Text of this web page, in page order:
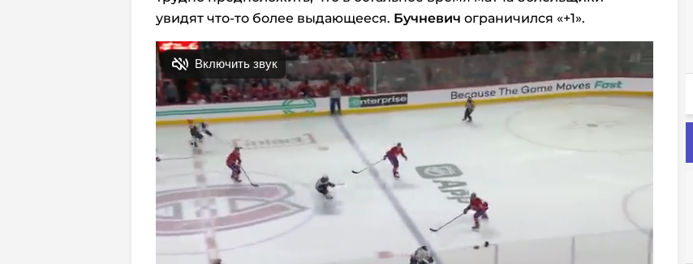
увидят что-то более выдающееся. Бучневич ограничился «+1».